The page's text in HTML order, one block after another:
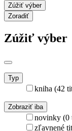
Zúžiť výber
Zoradiť
Zúžiť výber
Typ
kniha (42
Zobraziť iba
novinky (0
zľavnené